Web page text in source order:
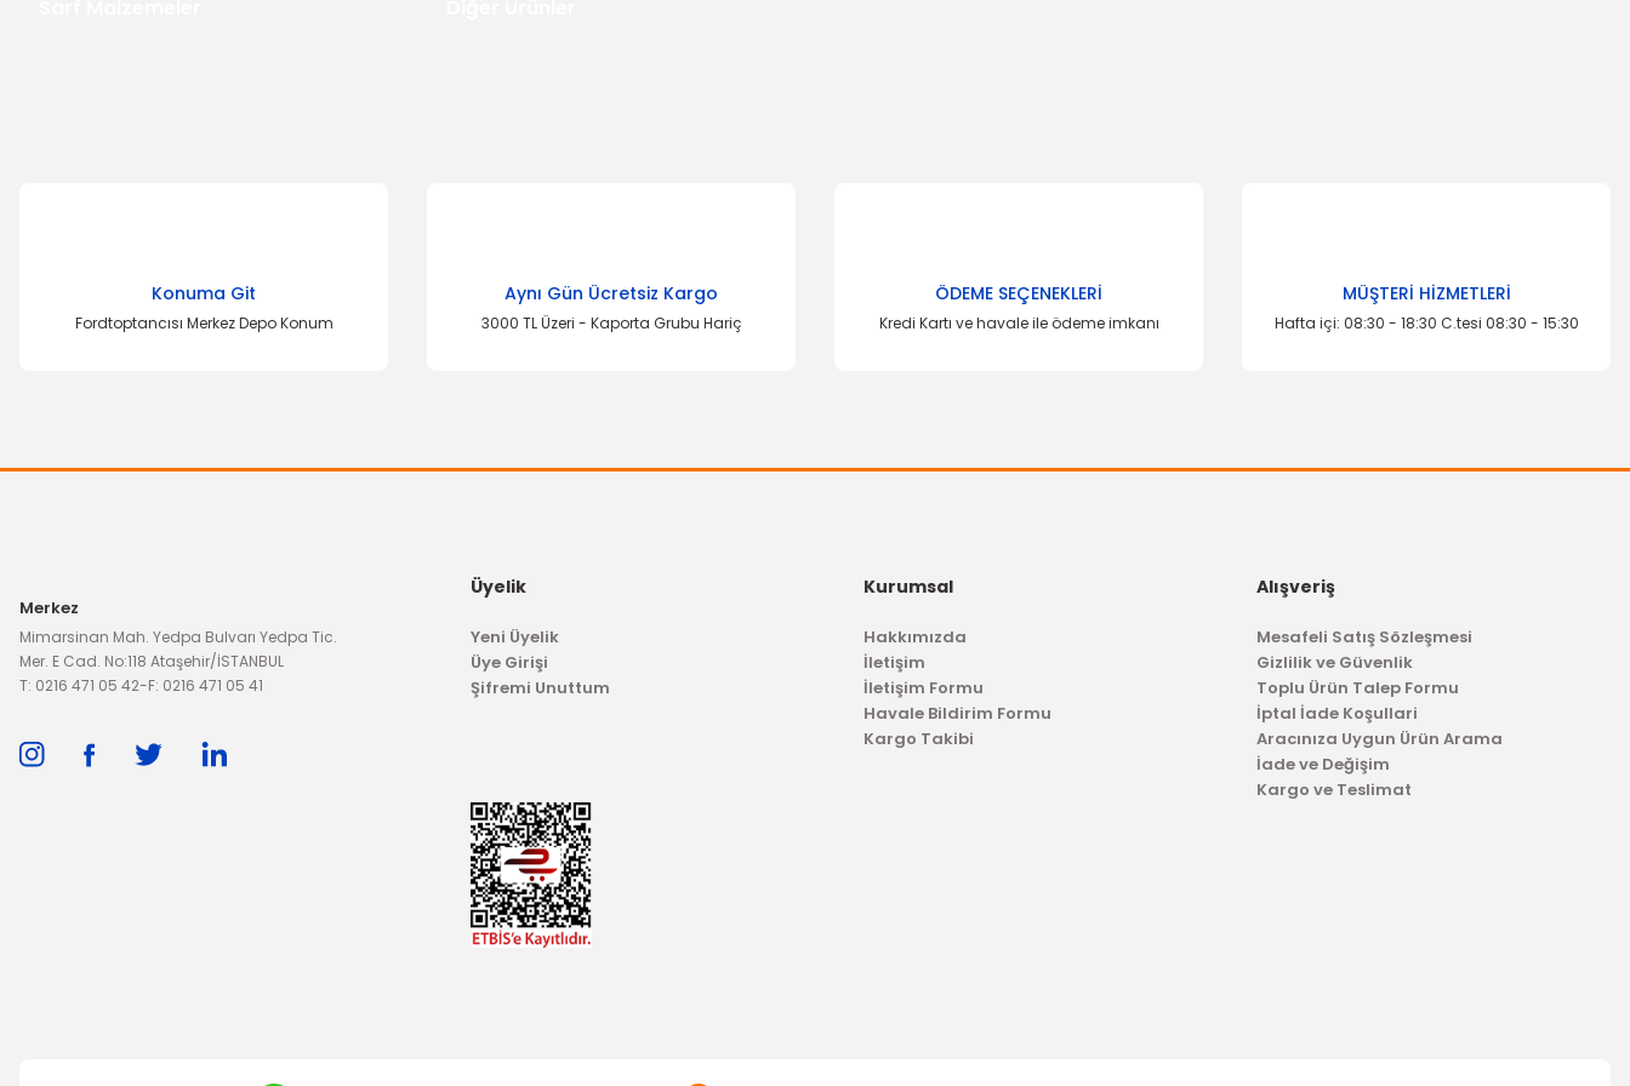
Konuma Git
Fordtoptancısı Merkez Depo Konum
Aynı Gün Ücretsiz Kargo
3000 TL Üzeri - Kaporta Grubu Hariç
ÖDEME SEÇENEKLERİ
Kredi Kartı ve havale ile ödeme imkanı
MÜŞTERİ HİZMETLERİ
Hafta içi: 08:30 - 18:30 C.tesi 08:30 - 15:30
Merkez
Mimarsinan Mah. Yedpa Bulvarı Yedpa Tic.
Mer. E Cad. No:118 Ataşehir/İSTANBUL
T: 0216 471 05 42-F: 0216 471 05 41
Üyelik
Yeni Üyelik
Üye Girişi
Şifremi Unuttum
Kurumsal
Hakkımızda
İletişim
İletişim Formu
Havale Bildirim Formu
Kargo Takibi
Alışveriş
Mesafeli Satış Sözleşmesi
Gizlilik ve Güvenlik
Toplu Ürün Talep Formu
İptal İade Koşullari
Aracınıza Uygun Ürün Arama
İade ve Değişim
Kargo ve Teslimat